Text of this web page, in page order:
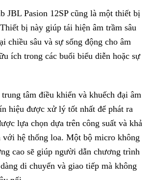
JBL Pasion 12SP cũng là một thiết bị
bị này giúp tái hiện âm trầm sâu
chiều sâu và sự sống động cho âm
ích trong các buổi biểu diễn hoặc sự
tâm điều khiển và khuếch đại âm
hiệu được xử lý tốt nhất để phát ra
lựa chọn dựa trên công suất và khả
với hệ thống loa. Một bộ micro không
cao sẽ giúp người dẫn chương trình
di chuyển và giao tiếp mà không